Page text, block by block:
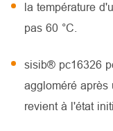
la température
pas 60 °C.
sisib® pc16326
aggloméré après
revient à l'état